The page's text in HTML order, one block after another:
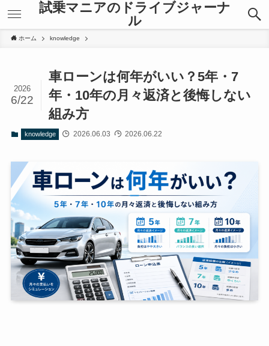
試乗マニアのドライブジャーナ
ル
ホーム knowledge
車ローンは何年がいい？5年・7
年・10年の月々返済と後悔しない
組み方
2026
6/22
knowledge 2026.06.03 2026.06.22